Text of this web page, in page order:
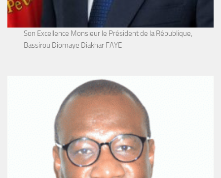
Son Excellence Monsieur le Président de la République,
Bassirou Diomaye Diakhar FAYE